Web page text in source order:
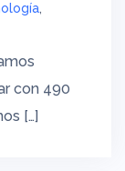
,
con 490
[…]